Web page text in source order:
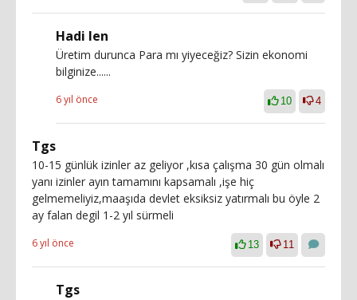
Hadi len
Üretim durunca Para mı yiyeceğiz? Sizin ekonomi
bilginize......
6 yıl önce 10 4
Tgs
10-15 günlük izinler az geliyor ,kısa çalışma 30 gün olmalı
yanı izinler ayın tamamını kapsamalı ,işe hiç
gelmemeliyiz,maaşıda devlet eksiksiz yatırmalı bu öyle 2
ay falan degil 1-2 yıl sürmeli
6 yıl önce 13 11
Tgs